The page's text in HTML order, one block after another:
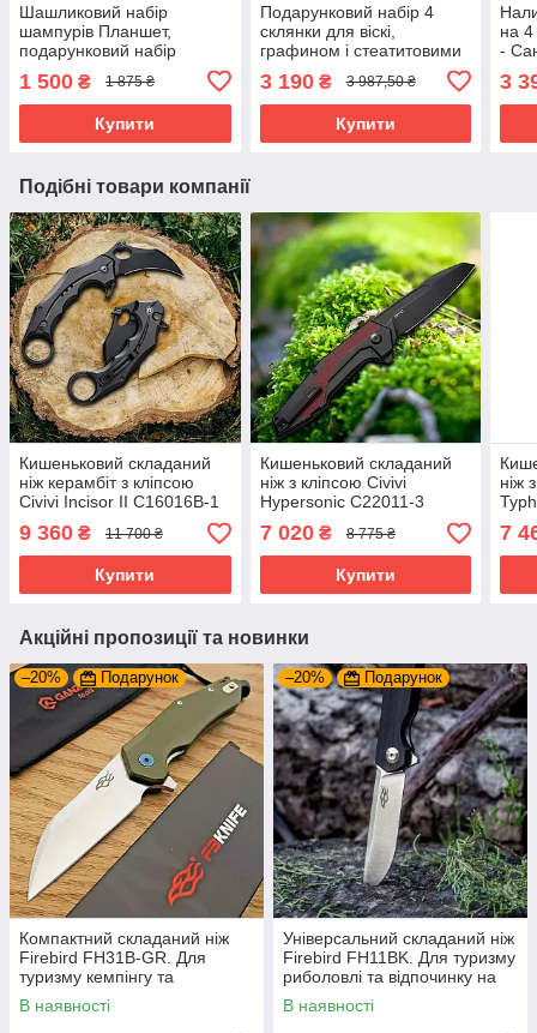
Шашликовий набір
шампурів Планшет,
подарунковий набір
на природі
1 500 ₴ 1 875 ₴
Купити
Подарунковий набір 4
склянки для віскі,
графином і стеатитовими
охолодження віскі. 4 шт
склянок зі своїм
гравіюванням
3 190₴ 3 987,50 ₴
Купити
на 4
-
3
Подібні товари компанії
Кишеньковий складаний
ніж керамбіт з кліпсою
Civivi Incisor II C16016B-1
чорний, з нержавіючої
сталі Nitro-V
9 360 ₴ 11 700 ₴
Купити
Кишеньковий складаний
ніж з кліпсою Civivi
Hypersonic C22011-3
чорний/червоний. Леза зі
сталі 14C28N, для
подарунка
7 020₴ 8 775 ₴
Купити
ніж
7
Акційні пропозиції та новинки
–20% Подарунок
Компактний складаний ніж
Firebird FH31B-GR. Для
туризму кемпінгу та
відпочинку на природі
В наявності
–20% Подарунок
Універсальний складаний ніж
Firebird FH11BK. Для туризму
риболовлі та відпочинку на
природі
В наявності